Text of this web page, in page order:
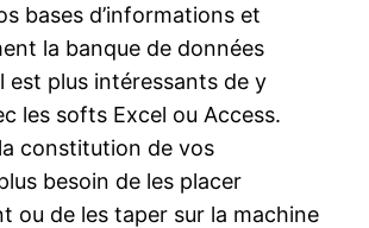
bases d’informations et
la banque de données
est plus intéressants de y
les softs Excel ou Access.
constitution de vos
besoin de les placer
ou de les taper sur la machine